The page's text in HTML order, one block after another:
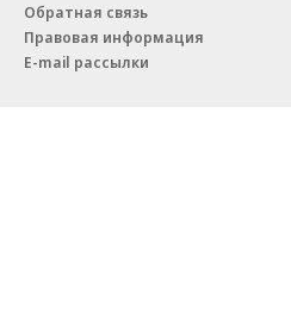
Обратная связь
Правовая информация
E-mail рассылки